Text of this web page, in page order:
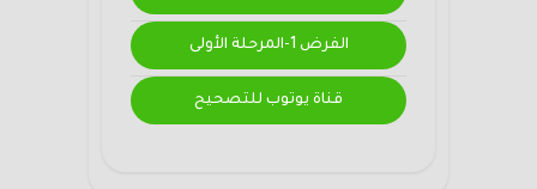
الفرض 1-المرحلة الأولى
قناة يوتوب للتصحيح